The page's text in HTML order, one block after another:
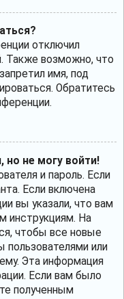
отключил
Также возможно, что
имя, под
Обратитесь
но не могу войти!
и пароль. Если
Если включена
вы указали, что вам
инструкциям. На
чтобы все новые
пользователями или
Эта информация
Если вам было
полученным